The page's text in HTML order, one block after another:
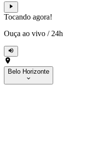
Tocando agora!
Ouça ao vivo / 24h
Belo Horizonte